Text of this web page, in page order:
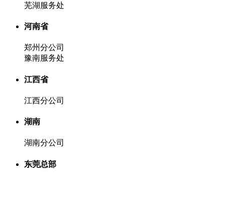
芜湖服务处
河南省
郑州分公司
豫南服务处
江西省
江西分公司
湖南
湖南分公司
东莞总部